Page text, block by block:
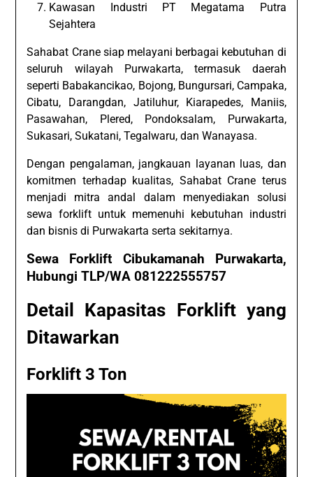
Kawasan Industri PT Megatama Putra
Sejahtera
Sahabat Crane siap melayani berbagai kebutuhan di
seluruh wilayah Purwakarta, termasuk daerah
seperti Babakancikao, Bojong, Bungursari, Campaka,
Cibatu, Darangdan, Jatiluhur, Kiarapedes, Maniis,
Pasawahan, Plered, Pondoksalam, Purwakarta,
Sukasari, Sukatani, Tegalwaru, dan Wanayasa.
Dengan pengalaman, jangkauan layanan luas, dan
komitmen terhadap kualitas, Sahabat Crane terus
menjadi mitra andal dalam menyediakan solusi
sewa forklift untuk memenuhi kebutuhan industri
dan bisnis di Purwakarta serta sekitarnya.
Sewa Forklift Cibukamanah Purwakarta,
Hubungi TLP/WA 081222555757
Detail Kapasitas Forklift yang
Ditawarkan
Forklift 3 Ton